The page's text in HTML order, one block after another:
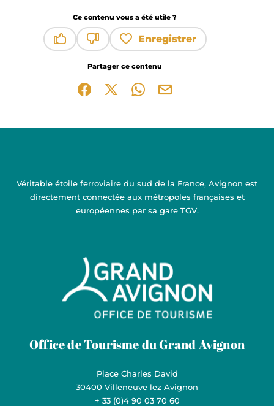
Ce contenu vous a été utile ?
Enregistrer
Partager ce contenu
Partager sur Facebook (nouvelle fenêtre)
Partager sur X / Twitter (nouvelle
Partager sur WhatsApp
Partager par mail
Véritable étoile ferroviaire du sud de la France, Avignon est
directement connectée aux métropoles françaises et
européennes par sa gare TGV.
Grand Avignon Tourisme
Office de Tourisme du Grand Avignon
Place Charles David
30400 Villeneuve lez Avignon
+ 33 (0)4 90 03 70 60